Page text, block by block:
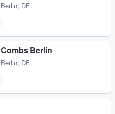
DE
Berlin
DE